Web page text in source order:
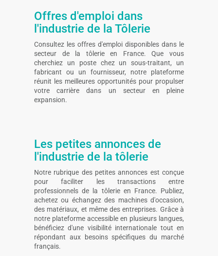
Offres d'emploi dans
l'industrie de la Tôlerie
Consultez les offres d'emploi disponibles dans le
secteur de la tôlerie en France. Que vous
cherchiez un poste chez un sous-traitant, un
fabricant ou un fournisseur, notre plateforme
réunit les meilleures opportunités pour propulser
votre carrière dans un secteur en pleine
expansion.
Les petites annonces de
l'industrie de la tôlerie
Notre rubrique des petites annonces est conçue
pour faciliter les transactions entre
professionnels de la tôlerie en France. Publiez,
achetez ou échangez des machines d'occasion,
des matériaux, et même des entreprises. Grâce à
notre plateforme accessible en plusieurs langues,
bénéficiez d'une visibilité internationale tout en
répondant aux besoins spécifiques du marché
français.